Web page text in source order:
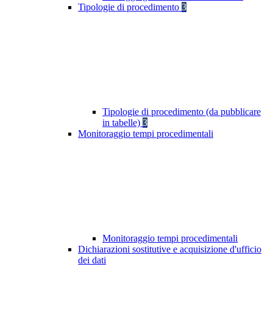
Tipologie di procedimento 3
Tipologie di procedimento (da pubblicare
in tabelle) 3
Monitoraggio tempi procedimentali
Monitoraggio tempi procedimentali
Dichiarazioni sostitutive e acquisizione d'ufficio
dei dati